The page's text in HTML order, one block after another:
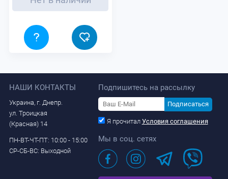
НАШИ КОНТАКТЫ
Украина, г. Днепр.
ул. Троицкая
(Красная) 14
ПН-ВТ-ЧТ-ПТ: 10:00 - 15:00
СР-СБ-ВС: Выходной
Подпишитесь на рассылку
Подписаться
Я прочитал Условия соглашения
Мы в соц. сетях